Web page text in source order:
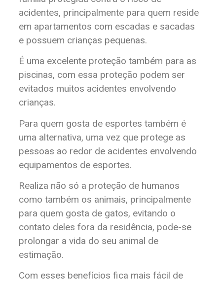
acidentes, principalmente para quem reside
em apartamentos com escadas e sacadas
e possuem crianças pequenas.
É uma excelente proteção também para as
piscinas, com essa proteção podem ser
evitados muitos acidentes envolvendo
crianças.
Para quem gosta de esportes também é
uma alternativa, uma vez que protege as
pessoas ao redor de acidentes envolvendo
equipamentos de esportes.
Realiza não só a proteção de humanos
como também os animais, principalmente
para quem gosta de gatos, evitando o
contato deles fora da residência, pode-se
prolongar a vida do seu animal de
estimação.
Com esses benefícios fica mais fácil de